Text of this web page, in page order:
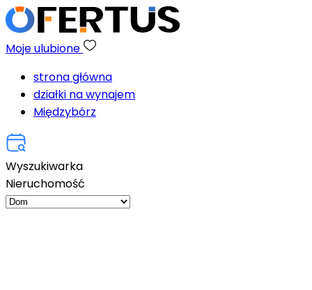
Moje ulubione
strona główna
działki na wynajem
Międzybórz
Wyszukiwarka
Nieruchomość